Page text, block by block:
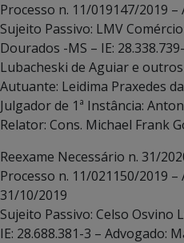
Processo n. 11/019147/2019
Sujeito Passivo: LMV
Dourados -MS – IE:
Lubacheski de Aguiar e outros
Autuante: Leidima Praxedes
Julgador de 1ª Instância:
Relator: Cons. Michael Frank
Reexame Necessário n. 31/
Processo n. 11/021150/2019 –
31/10/2019
Sujeito Passivo: Celso Osvino
IE: 28.688.381-3 – Advogado: